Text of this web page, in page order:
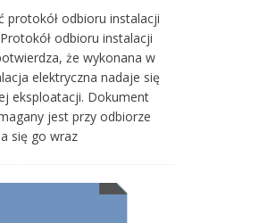
protokół odbioru instalacji
odbioru instalacji
że wykonana w
elektryczna nadaje się
eksploatacji. Dokument
jest przy odbiorze
się go wraz